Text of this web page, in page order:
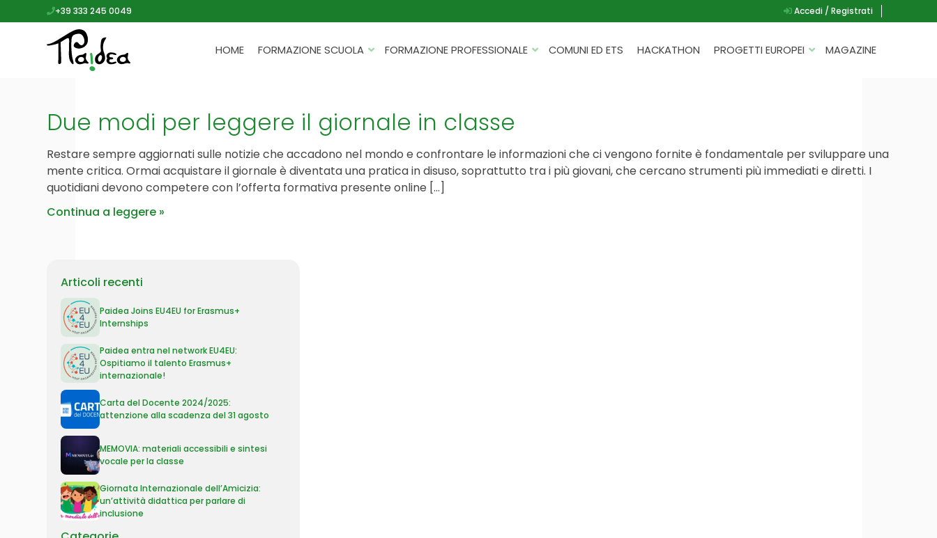
+39 333 245 0049 Accedi / Registrati
HOME FORMAZIONE SCUOLA
SCOLASTICI
ERASMUS+ MOBILITÀ
FSL/PCTO
FORMAZIONE PROFESSIONALE
INTELLIGENZA ARTIFICIALE
COMUNI ED ETS HACKATHON PROGETTI EUROPEI
SPEAK UP FOR YOURSELF
MAGAZINE
Due modi per leggere il giornale in classe
Restare sempre aggiornati sulle notizie che accadono nel mondo e confrontare le informazioni che ci vengono fornite è fondamentale per sviluppare una
mente critica. Ormai acquistare il giornale è diventata una pratica in disuso, soprattutto tra i più giovani, che cercano strumenti più immediati e diretti. I
quotidiani devono competere con l’offerta formativa presente online […]
Continua a leggere
Articoli recenti
Paidea Joins EU4EU for Erasmus+
Internships
Paidea entra nel network EU4EU:
Ospitiamo il talento Erasmus+
internazionale!
Carta del Docente 2024/2025:
attenzione alla scadenza del 31 agosto
MEMOVIA: materiali accessibili e sintesi
vocale per la classe
Giornata Internazionale dell’Amicizia:
un’attività didattica per parlare di
inclusione